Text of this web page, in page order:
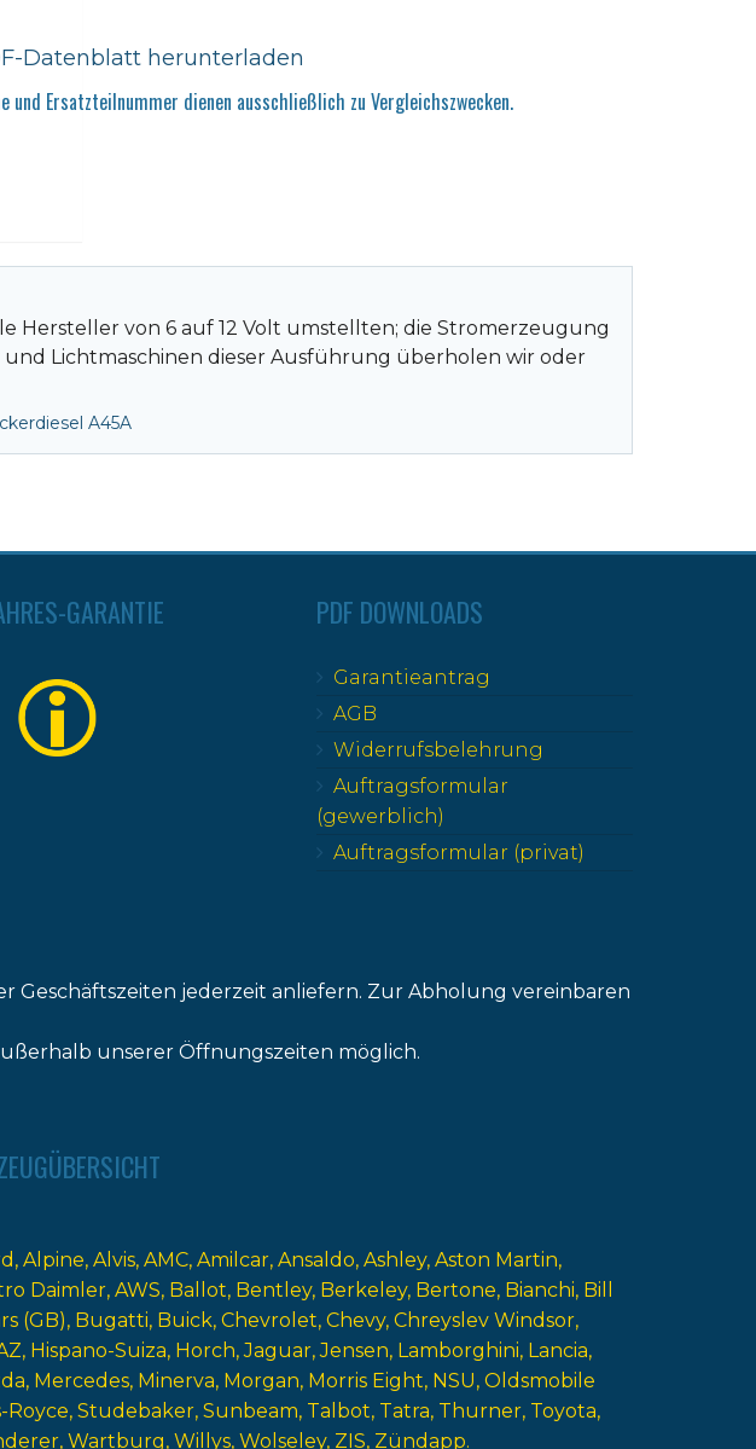
Datenblatt herunterladen
und Ersatzteilnummer dienen ausschließlich zu Vergleichszwecken.
Hersteller von 6 auf 12 Volt umstellten; die Stromerzeugung
Lichtmaschinen dieser Ausführung überholen wir oder
A45A
GARANTIE PDF DOWNLOADS
Garantieantrag
AGB
Widerrufsbelehrung
Auftragsformular
(gewerblich)
Auftragsformular (privat)
Geschäftszeiten jederzeit anliefern. Zur Abholung vereinbaren
unserer Öffnungszeiten möglich.
Alpine Alvis AMC Amilcar Ansaldo Ashley Aston Martin
Daimler AWS Ballot Bentley Berkeley Bertone Bianchi Bill
(GB) Bugatti Buick Chevrolet Chevy Chreyslev Windsor
Hispano-Suiza Horch Jaguar Jensen Lamborghini Lancia
Mercedes Minerva Morgan Morris Eight NSU Oldsmobile
Royce Studebaker Sunbeam Talbot Tatra Thurner Toyota
Wartburg Willys Wolseley ZIS Zündapp